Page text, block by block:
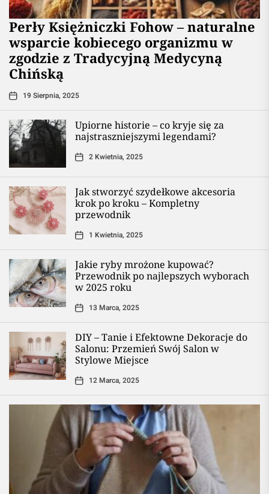
Perły Księżniczki Fohow – naturalne
wsparcie kobiecego organizmu w
zgodzie z Tradycyjną Medycyną
Chińską
19 Sierpnia, 2025
Upiorne historie – co kryje się za
najstraszniejszymi legendami?
2 Kwietnia, 2025
Jak stworzyć szydełkowe akcesoria
krok po kroku – Kompletny
przewodnik
1 Kwietnia, 2025
Jakie ryby mrożone kupować?
Przewodnik po najlepszych wyborach
w 2025 roku
13 Marca, 2025
DIY – Tanie i Efektowne Dekoracje do
Salonu: Przemień Swój Salon w
Stylowe Miejsce
12 Marca, 2025